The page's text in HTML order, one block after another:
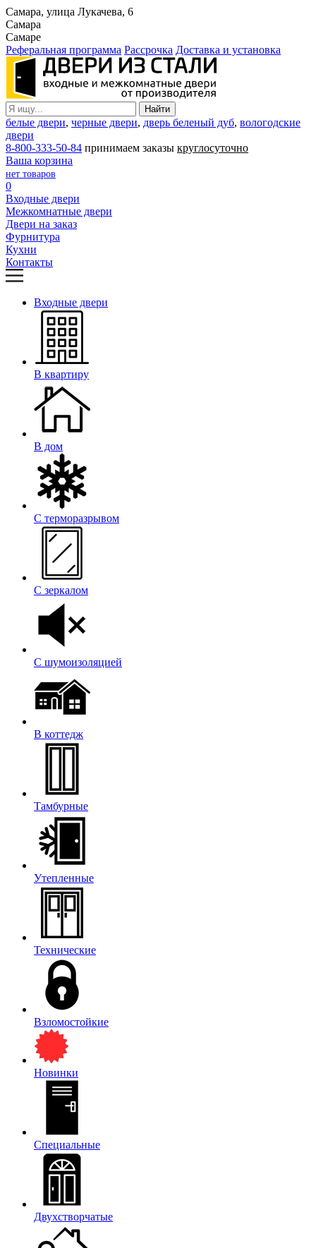
Самара, улица Лукачева, 6
Самара
Самаре
Реферальная программа Рассрочка Доставка и установка
белые двери, черные двери, дверь беленый дуб, вологодские
двери
8-800-333-50-84 принимаем заказы круглосуточно
Ваша корзина
нет товаров
0
Входные двери
Межкомнатные двери
Двери на заказ
Фурнитура
Кухни
Контакты
Входные двери
В квартиру
В дом
С терморазрывом
С зеркалом
С шумоизоляцией
В коттедж
Тамбурные
Утепленные
Технические
Взломостойкие
Новинки
Специальные
Двухстворчатые